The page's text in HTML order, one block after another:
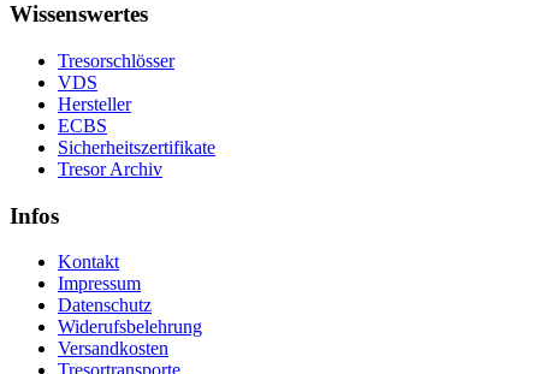
Wissenswertes
Tresorschlösser
VDS
Hersteller
ECBS
Sicherheitszertifikate
Tresor Archiv
Infos
Kontakt
Impressum
Datenschutz
Widerufsbelehrung
Versandkosten